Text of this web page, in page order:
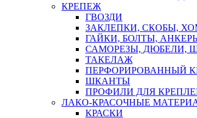
КРЕПЕЖ
ГВОЗДИ
ЗАКЛЕПКИ, СКОБЫ,
ГАЙКИ, БОЛТЫ,
САМОРЕЗЫ, ДЮБЕЛИ,
ТАКЕЛАЖ
ПЕРФОРИРОВАННЫЙ
ШКАНТЫ
ПРОФИЛИ ДЛЯ
ЛАКО-КРАСОЧНЫЕ
КРАСКИ